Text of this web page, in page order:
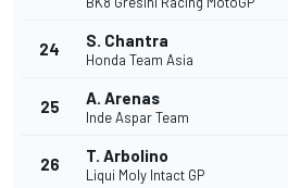
24 S. Chantra
Honda Team Asia
25 A. Arenas
Inde Aspar Team
26 T. Arbolino
Liqui Moly Intact GP